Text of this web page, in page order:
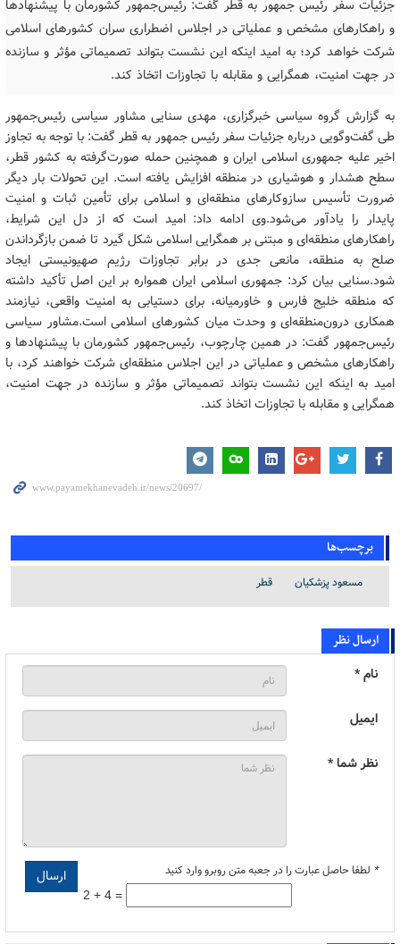
جزئیات سفر رئیس جمهور به قطر گفت: رئیس‌جمهور کشورمان با پیشنهادها
و راهکارهای مشخص و عملیاتی در اجلاس اضطراری سران کشورهای اسلامی
شرکت خواهد کرد؛ به امید اینکه این نشست بتواند تصمیماتی مؤثر و سازنده
در جهت امنیت، همگرایی و مقابله با تجاوزات اتخاذ کند.
به گزارش گروه سیاسی خبرگزاری، مهدی سنایی مشاور سیاسی رئیس‌جمهور
طی گفت‌وگویی درباره جزئیات سفر رئیس جمهور به قطر گفت: با توجه به تجاوز
اخیر علیه جمهوری اسلامی ایران و همچنین حمله صورت‌گرفته به کشور قطر،
سطح هشدار و هوشیاری در منطقه افزایش یافته است. این تحولات بار دیگر
ضرورت تأسیس سازوکارهای منطقه‌ای و اسلامی برای تأمین ثبات و امنیت
پایدار را یادآور می‌شود.وی ادامه داد: امید است که از دل این شرایط،
راهکارهای منطقه‌ای و مبتنی بر همگرایی اسلامی شکل گیرد تا ضمن بازگرداندن
صلح به منطقه، مانعی جدی در برابر تجاوزات رژیم صهیونیستی ایجاد
شود.سنایی بیان کرد: جمهوری اسلامی ایران همواره بر این اصل تأکید داشته
که منطقه خلیج فارس و خاورمیانه، برای دستیابی به امنیت واقعی، نیازمند
همکاری درون‌منطقه‌ای و وحدت میان کشورهای اسلامی است.مشاور سیاسی
رئیس‌جمهور گفت: در همین چارچوب، رئیس‌جمهور کشورمان با پیشنهادها و
راهکارهای مشخص و عملیاتی در این اجلاس منطقه‌ای شرکت خواهند کرد، با
امید به اینکه این نشست بتواند تصمیماتی مؤثر و سازنده در جهت امنیت،
همگرایی و مقابله با تجاوزات اتخاذ کند.
برچسب‌ها
مسعود پزشکیان قطر
ارسال نظر
نام *
ایمیل
نظر شما *
* لطفا حاصل عبارت را در جعبه متن روبرو وارد کنید
2 + 4 =